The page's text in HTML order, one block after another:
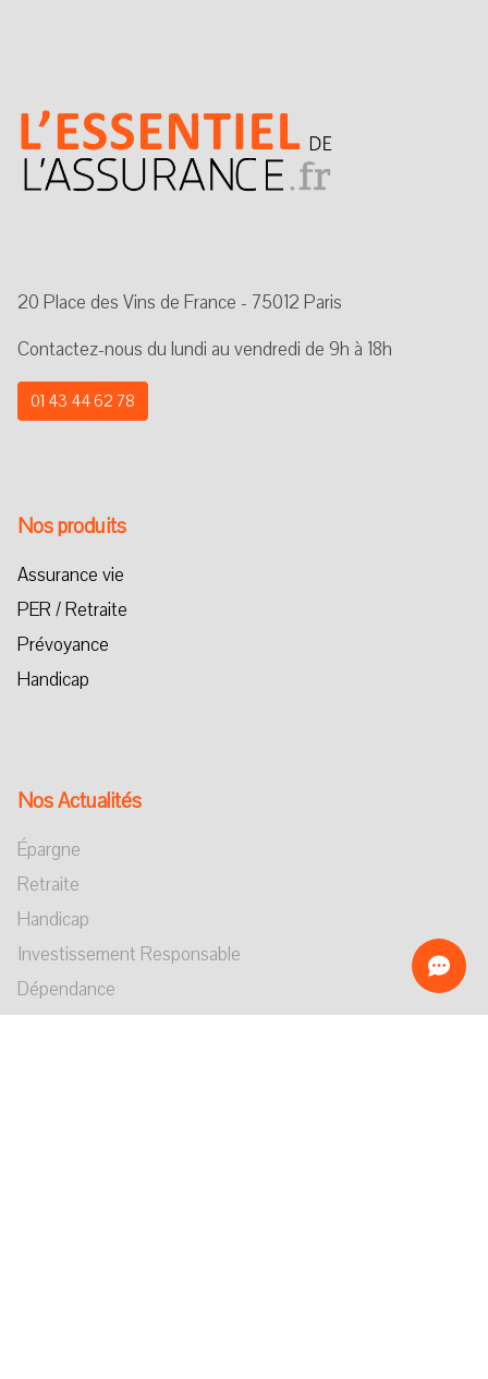
20 Place des Vins de France - 75012 Paris
Contactez-nous du lundi au vendredi de 9h à 18h
01 43 44 62 78
Nos produits
Assurance vie
PER / Retraite
Prévoyance
Handicap
Nos Actualités
Épargne
Retraite
Handicap
Investissement Responsable
Dépendance